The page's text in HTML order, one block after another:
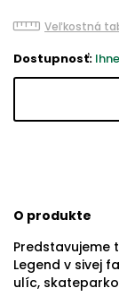
Veľkostná
Dostupnosť:
O produkte
Predstavujeme
Legend v sivej
ulíc,